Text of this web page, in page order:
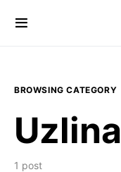
BROWSING CATEGORY
Uzlina
1 post